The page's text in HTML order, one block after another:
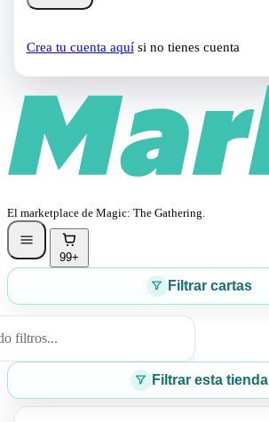
Crea tu cuenta aquísi no tienes cuenta
El marketplace de Magic: The Gathering.
99+
Filtrar cartas
filtros...
Filtrar esta tienda